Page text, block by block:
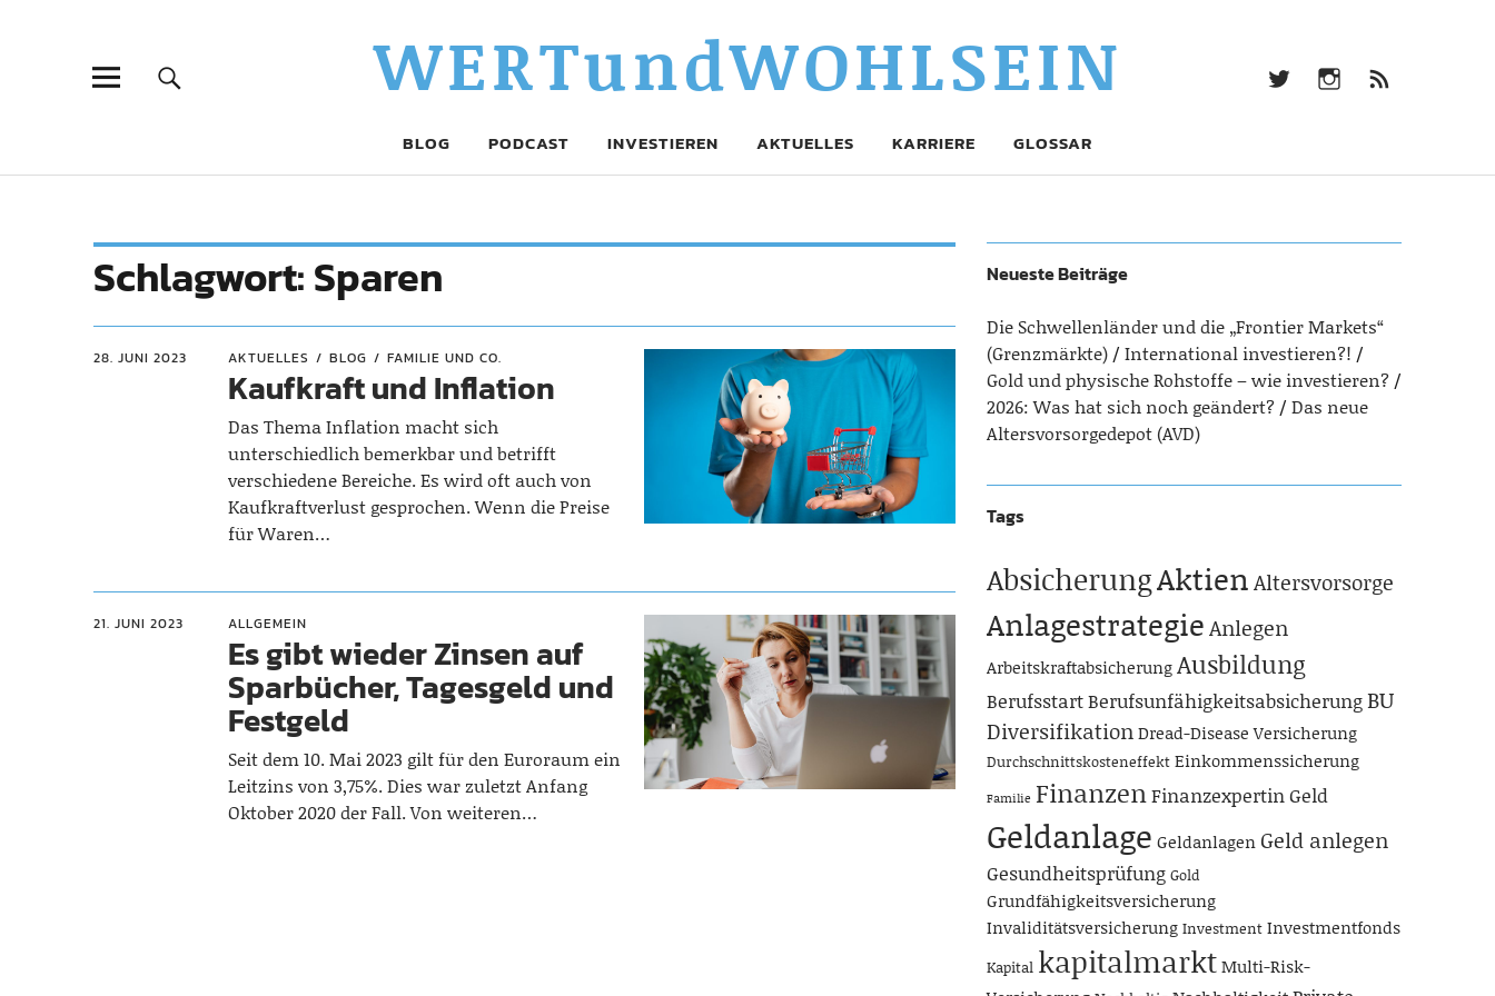
WERTundWOHLSEIN
(RSS)
BLOG PODCAST INVESTIEREN AKTUELLES KARRIERE GLOSSAR
Schlagwort:Sparen
28. JUNI 2023 AKTUELLES BLOG FAMILIE UND CO.
Kaufkraft und Inflation
Das Thema Inflation macht sich
unterschiedlich bemerkbar und betrifft
verschiedene Bereiche. Es wird oft auch von
Kaufkraftverlust gesprochen. Wenn die Preise
für Waren…
21. JUNI 2023 ALLGEMEIN
Es gibt wieder Zinsen auf
Sparbücher, Tagesgeld und
Festgeld
Seit dem 10. Mai 2023 gilt für den Euroraum ein
Leitzins von 3,75%. Dies war zuletzt Anfang
Oktober 2020 der Fall. Von weiteren…
Neueste Beiträge
Die Schwellenländer und die „Frontier Markets“
(Grenzmärkte)
International investieren?!
Gold und physische Rohstoffe – wie investieren?
2026: Was hat sich noch geändert?
Das neue
Altersvorsorgedepot (AVD)
Tags
AbsicherungAktienAltersvorsorge
AnlagestrategieAnlegen
ArbeitskraftabsicherungAusbildung
BerufsstartBerufsunfähigkeitsabsicherungBU
DiversifikationDread-Disease Versicherung
Durchschnittskosteneffekt Einkommenssicherung
Familie FinanzenFinanzexpertinGeld
Geldanlage Geldanlagen Geld anlegen
Gesundheitsprüfung Gold
Grundfähigkeitsversicherung
Invaliditätsversicherung Investment Investmentfonds
Kapital kapitalmarktMulti-Risk-